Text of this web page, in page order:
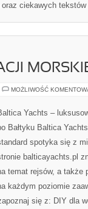
oraz ciekawych
MOŻLIWOŚĆ
Yachts –
Bałtyku Baltica
spotyka się z
balticayachts.pl
temat rejsów, a także
każdym poziomie
się z: DIY dla